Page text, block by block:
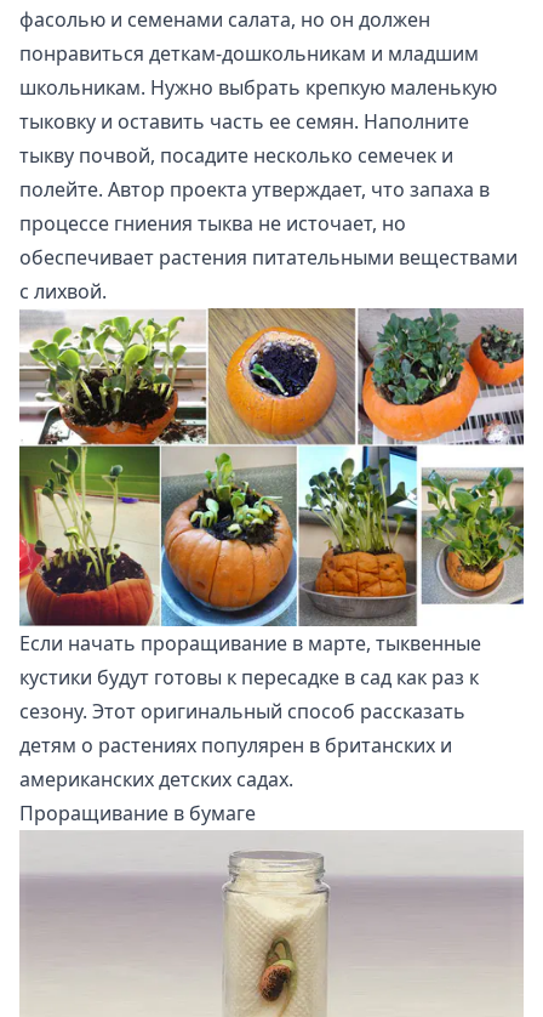
фасолью и семенами салата, но он должен
понравиться деткам-дошкольникам и младшим
школьникам. Нужно выбрать крепкую маленькую
тыковку и оставить часть ее семян. Наполните
тыкву почвой, посадите несколько семечек и
полейте. Автор проекта утверждает, что запаха в
процессе гниения тыква не источает, но
обеспечивает растения питательными веществами
с лихвой.
Если начать проращивание в марте, тыквенные
кустики будут готовы к пересадке в сад как раз к
сезону. Этот оригинальный способ рассказать
детям о растениях популярен в британских и
американских детских садах.
Проращивание в бумаге